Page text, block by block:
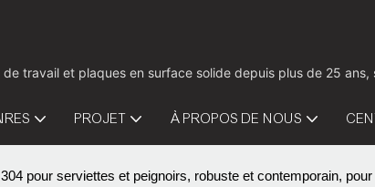
travail et plaques en surface solide depuis plus de 25
PROJET À PROPOS DE NOUS
pour serviettes et peignoirs, robuste et contemporain,